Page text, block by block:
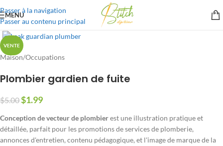
Passer à la navigation
Passer au contenu principal
MENU
VENTE
Maison/Occupations
Plombier gardien de fuite
$5.00$1.99
Conception de vecteur de plombierest une illustration pratique et
détaillée, parfait pour les promotions de services de plomberie,
annonces d'entretien, contenu pédagogique, et l'image de marque de la